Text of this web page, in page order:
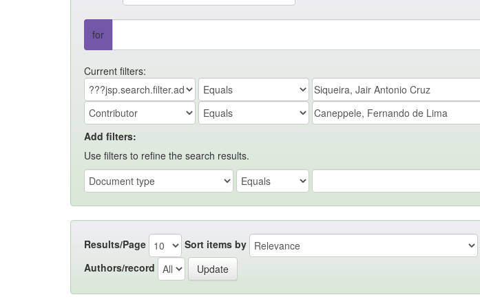
for
Current filters:
Add filters:
Use filters to refine the search results.
Results/Page Sort items by
Authors/record